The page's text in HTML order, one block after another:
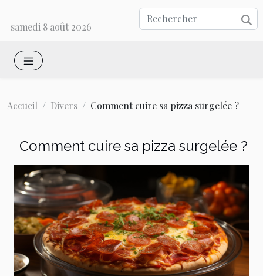
samedi 8 août 2026
Accueil Divers Comment cuire sa pizza surgelée ?
Comment cuire sa pizza surgelée ?